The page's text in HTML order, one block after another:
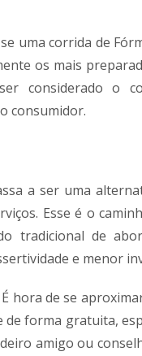
uma corrida de
os mais
considerado o
consumidor.
a ser uma
Esse é o
tradicional de
e menor
hora de se
forma gratuita,
amigo ou